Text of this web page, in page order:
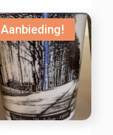
Aanbieding!